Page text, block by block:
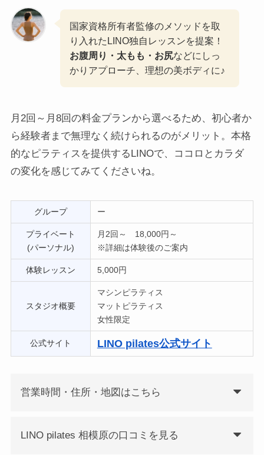
国家資格所有者監修のメソッドを取
り入れたLINO独自レッスンを提案！
お腹周り・太もも・お尻などにしっ
かりアプローチ、理想の美ボディに♪
月2回～月8回の料金プランから選べるため、初心者か
ら経験者まで無理なく続けられるのがメリット。本格
的なピラティスを提供するLINOで、ココロとカラダ
の変化を感じてみてくださいね。
グループ ー
プライベート
(パーソナル)
月2回～ 18,000円～
※詳細は体験後のご案内
体験レッスン 5,000円
スタジオ概要
マシンピラティス
マットピラティス
女性限定
公式サイト LINO pilates公式サイト
営業時間・住所・地図はこちら
LINO pilates 相模原の口コミを見る